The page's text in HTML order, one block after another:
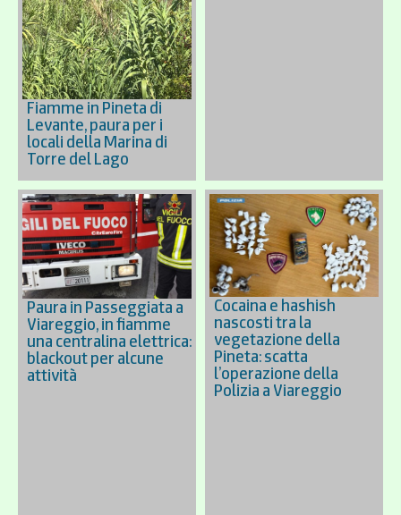
Fiamme in Pineta di
Levante, paura per i
locali della Marina di
Torre del Lago
Paura in Passeggiata a
Viareggio, in fiamme
una centralina elettrica:
blackout per alcune
attività
Cocaina e hashish
nascosti tra la
vegetazione della
Pineta: scatta
l’operazione della
Polizia a Viareggio